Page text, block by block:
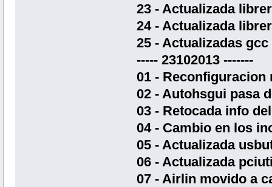
23 - Actualizada
24 - Actualizada
25 - Actualizadas gcc
----- 23102013 -------
01 -
02 - Autohsgui pasa
03 - Retocada info
04 - Cambio en los
05 - Actualizada
06 - Actualizada
07 - Airlin movido a